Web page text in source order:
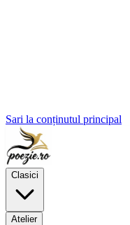
Sari la conținutul principal
Clasici
Atelier